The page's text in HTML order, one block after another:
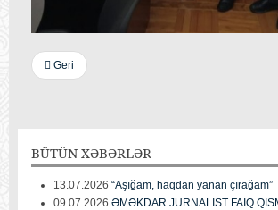
Geri
BÜTÜN XƏBƏRLƏR
13.07.2026 “Aşığam, haqdan yanan çırağam”
09.07.2026 ƏMƏKDAR JURNALİST FAİQ